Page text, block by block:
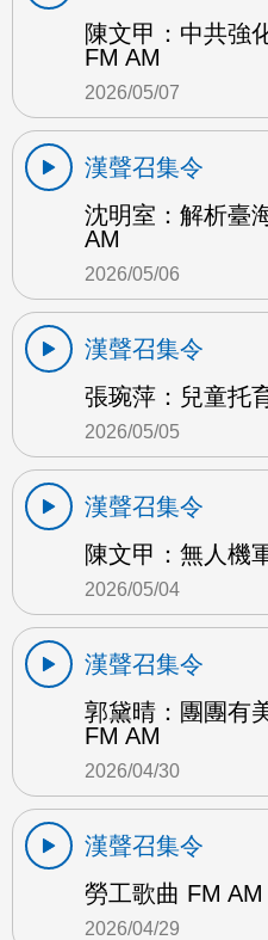
陳文甲：中共強
FM AM
2026/05/07
漢聲召集令
沈明室：解析臺
AM
2026/05/06
漢聲召集令
張琬萍：兒童托
2026/05/05
漢聲召集令
陳文甲：無人機
2026/05/04
漢聲召集令
郭黛晴：團團有
FM AM
2026/04/30
漢聲召集令
勞工歌曲 FM AM
2026/04/29